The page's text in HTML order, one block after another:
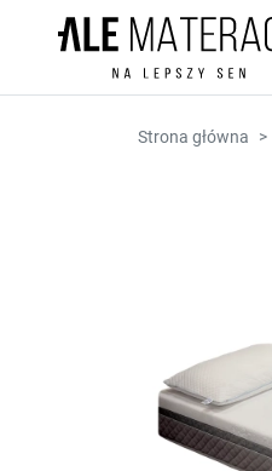
Przejdź do zawartości
Strona główna